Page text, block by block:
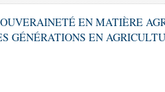
EN MATIÈRE
GÉNÉRATIONS EN